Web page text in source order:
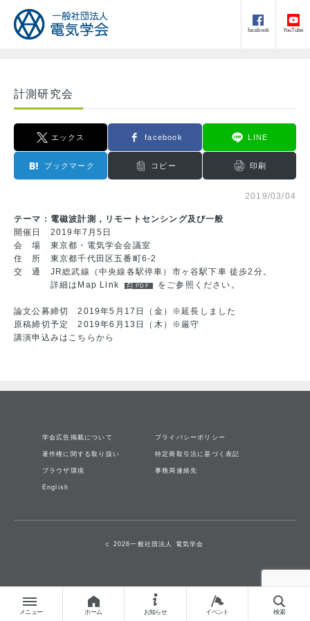
facebook YouTube
メニュー ホーム お知らせ イベント 検索
計測研究会
エックス facebook LINE
ブックマーク コピー 印刷
2019/03/04
テーマ：電磁波計測，リモートセンシング及び一般
開催日 2019年7月5日
会 場 東京都・電気学会会議室
住 所 東京都千代田区五番町6-2
交 通 JR総武線（中央線各駅停車）市ヶ谷駅下車 徒歩2分。
詳細は Map Link をご参照ください。
論文公募締切 2019年5月17日（金）※延長しました
原稿締切予定 2019年6月13日（木）※厳守
講演申込みは こちら から
学会広告掲載について プライバシーポリシー
著作権に関する取り扱い 特定商取引法に基づく表記
ブラウザ環境 事務局連絡先
English
c 2026一般社団法人 電気学会